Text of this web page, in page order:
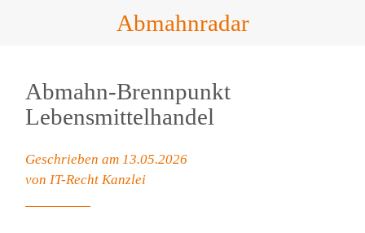
Abmahnradar
Abmahn-Brennpunkt
Lebensmittelhandel
Geschrieben am 13.05.2026
von IT-Recht Kanzlei